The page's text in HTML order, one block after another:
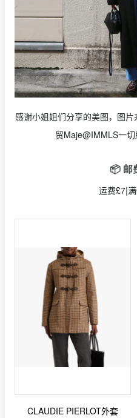
感谢小姐姐们分享的美图，图
贸Maje@IMMLS一
📦 邮
运费£7|
CLAUDIE PIERLOT外套